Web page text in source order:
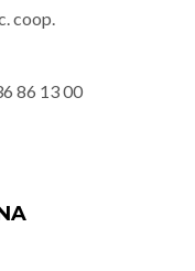
coop.
86 13 00